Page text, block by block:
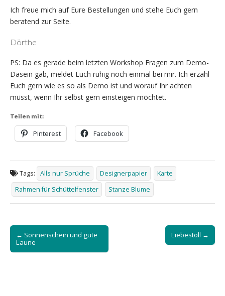
Ich freue mich auf Eure Bestellungen und stehe Euch gern
beratend zur Seite.
Dörthe
PS: Da es gerade beim letzten Workshop Fragen zum Demo-
Dasein gab, meldet Euch ruhig noch einmal bei mir. Ich erzähl
Euch gern wie es so als Demo ist und worauf Ihr achten
müsst, wenn Ihr selbst gern einsteigen möchtet.
Teilen mit:
Pinterest Facebook
Tags: Alls nur Sprüche Designerpapier
Karte
Rahmen für Schüttelfenster
Stanze Blume
Post
navigation
← Sonnenschein und gute
Laune
Liebestoll →